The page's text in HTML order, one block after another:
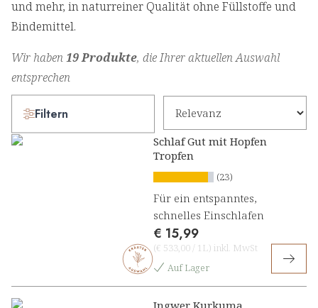
und mehr, in naturreiner Qualität ohne Füllstoffe und
Bindemittel.
Wir haben19 Produkte, die Ihrer aktuellen Auswahl
entsprechen
Filtern
Schlaf Gut mit Hopfen
Tropfen
(23)
Für ein entspanntes,
schnelles Einschlafen
€ 15,99
(€ 533,00 / 1L) inkl. MwSt
Auf Lager